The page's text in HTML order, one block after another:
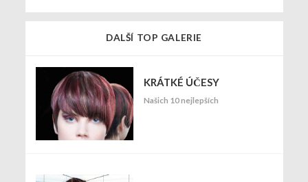
DALŠÍ TOP GALERIE
KRÁTKÉ ÚČESY
Našich 10 nejlepších